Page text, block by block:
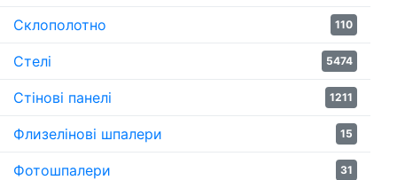
Склополотно 110
Стелі 5474
Стінові панелі 1211
Флизелінові шпалери 15
Фотошпалери 31